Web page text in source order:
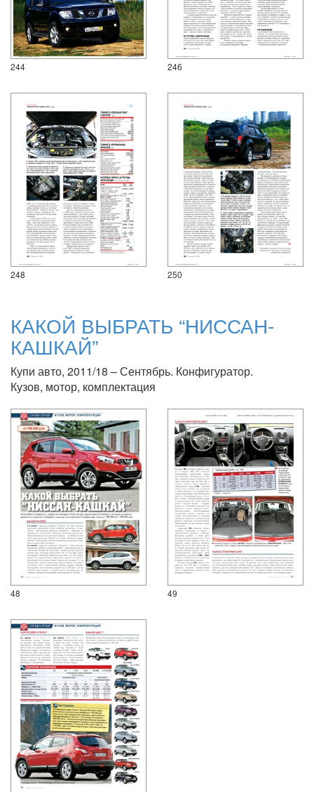
244 246
248 250
КАКОЙ ВЫБРАТЬ “НИССАН-
КАШКАЙ”
Купи авто, 2011/18 – Сентябрь. Конфигуратор.
Кузов, мотор, комплектация
48 49